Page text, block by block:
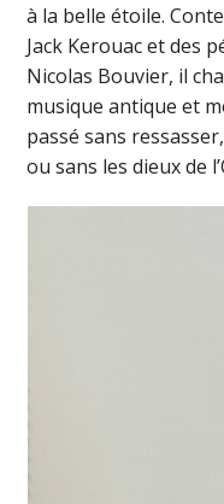
à la belle étoile.
Jack Kerouac et des
Nicolas Bouvier, il
musique antique et
passé sans
ou sans les dieux de